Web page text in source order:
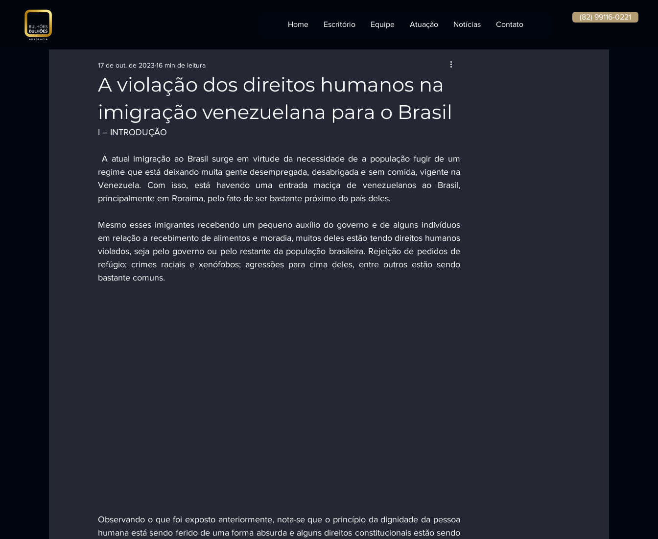
Home Escritório Equipe Atuação Notícias Contato
(82) 99116-0221
A violação dos direitos humanos na
imigração venezuelana para o Brasil
17 de out. de 2023 16 min de leitura
I – INTRODUÇÃO
regime que está deixando muita gente desempregada, desabrigada e sem comida, vigente na
Venezuela. Com isso, está havendo uma entrada maciça de venezuelanos ao Brasil,
principalmente em Roraima, pelo fato de ser bastante próximo do país deles.
Mesmo esses imigrantes recebendo um pequeno auxílio do governo e de alguns indivíduos
em relação a recebimento de alimentos e moradia, muitos deles estão tendo direitos humanos
violados, seja pelo governo ou pelo restante da população brasileira. Rejeição de pedidos de
refúgio; crimes raciais e xenófobos; agressões para cima deles, entre outros estão sendo
bastante comuns.
Observando o que foi exposto anteriormente, nota-se que o princípio da dignidade da pessoa
humana está sendo ferido de uma forma absurda e alguns direitos constitucionais estão sendo